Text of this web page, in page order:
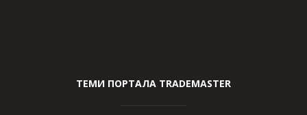
ТЕМИ ПОРТАЛА TRADEMASTER